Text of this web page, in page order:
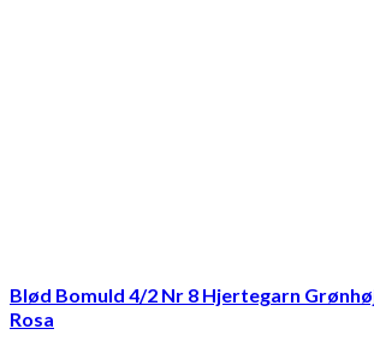
Blød Bomuld 4/2 Nr 8 Hjertegarn
Rosa